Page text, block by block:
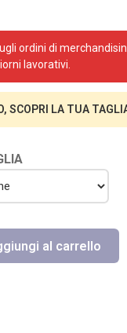
ordini di
lavorativi.
SCOPRI LA TUA
al carrello